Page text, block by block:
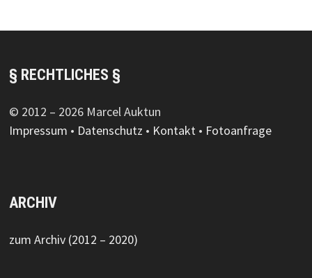
§ RECHTLICHES §
© 2012 – 2026 Marcel Auktun
Impressum • Datenschutz • Kontakt• Fotoanfrage
ARCHIV
zum Archiv (2012 – 2020)